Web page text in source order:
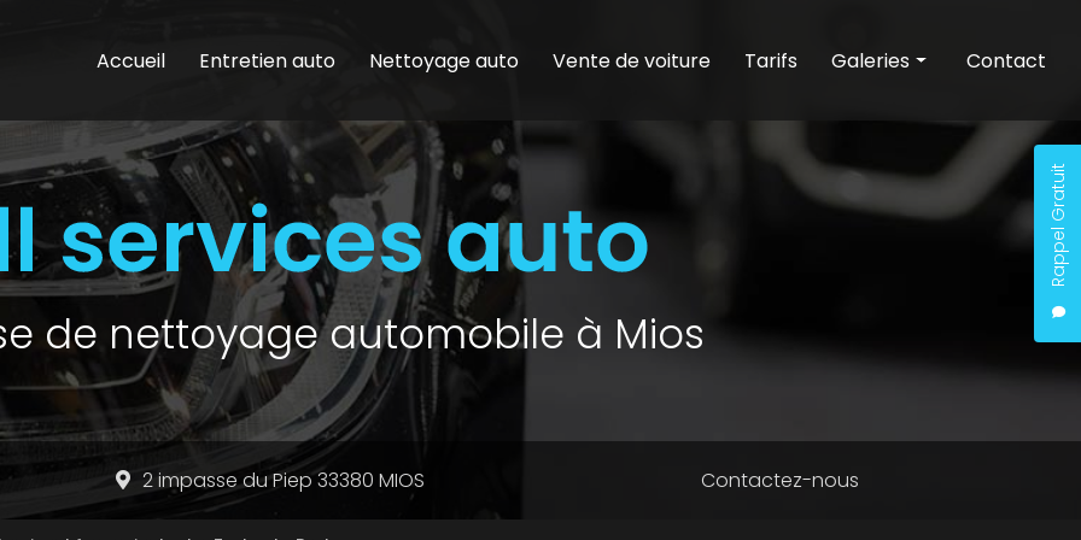
Rappel Gratuit
Accueil
Entretien auto Nettoyage auto Vente de voiture Tarifs Galeries
Nettoyage auto
Vente de voiture
Contact
de nettoyage automobile à Mios
2 impasse du Piep 33380 MIOS Contactez-nous